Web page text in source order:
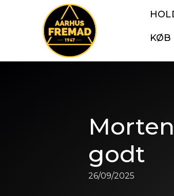
KØB
godt
26/09/2025